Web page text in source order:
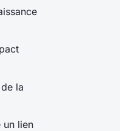
la
un lien